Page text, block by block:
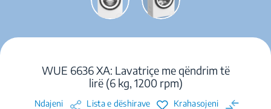
WUE 6636 XA: Lavatriçe me qëndrim të
lirë (6 kg, 1200 rpm)
Ndajeni Lista e dëshirave Krahasojeni